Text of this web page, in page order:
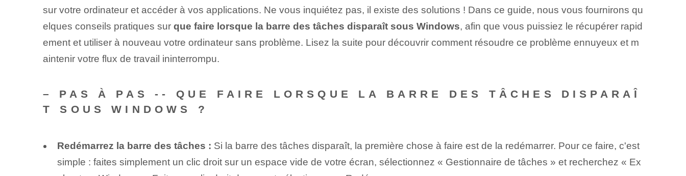
sur votre ordinateur et accéder à vos applications. Ne vous inquiétez pas, il existe des solutions ! Dans ce guide⁢, nous vous fournirons qu
elques ⁤conseils pratiques sur que faire lorsque la barre des tâches disparaît sous Windows, afin que vous puissiez le récupérer rapid
ement et utiliser à nouveau votre ordinateur sans problème. Lisez la suite pour découvrir comment résoudre ce problème ennuyeux et m
aintenir votre flux de travail ininterrompu.
– PAS À PAS -- QUE FAIRE LORSQUE LA BARRE DES TÂCHES DISPARAÎ
T SOUS WINDOWS ?
Redémarrez ⁤la barre des tâches⁢ : Si la barre des tâches disparaît, la première chose à faire est de la redémarrer. Pour ce faire, c'est
simple : faites simplement un clic droit sur un espace ⁣vide⁢ de votre écran,‌ sélectionnez « Gestionnaire de tâches » et recherchez « Ex